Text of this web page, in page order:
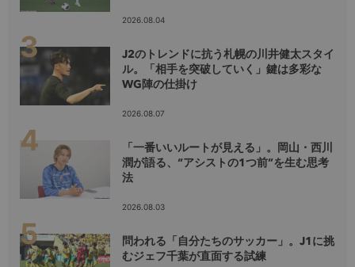
2026.08.04
J2のトレンドに抗う札幌の川井健太スタイ
ル。「相手を突破していく」鍵は多彩な
WG陣の仕掛け
2026.08.07
「一番いいルートが見える」。岡山・西川
潤が語る、“アシストの1つ前”を生む思考
法
2026.08.03
問われる「自分たちのサッカー」。J1に挑
むジェフ千葉が直面する試練